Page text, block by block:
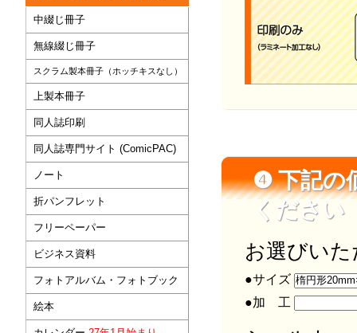
❹ 下記の
ください
お選びい
●サイズ
●加 工
中綴じ冊子
無線綴じ冊子
スクラム製本冊子（ホッチキスなし）
上製本冊子
同人誌印刷
同人誌専門サイト (ComicPAC)
ノート
折パンフレット
フリーペーパー
ビジネス資料
フォトアルバム・フォトブック
絵本